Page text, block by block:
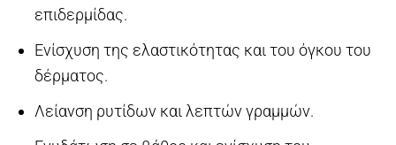
επιδερμίδας.
Ενίσχυση της ελαστικότητας και του όγκου του
δέρματος.
Λείανση ρυτίδων και λεπτών γραμμών.